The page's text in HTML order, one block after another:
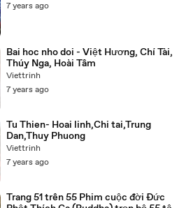
7 years ago
Bai hoc nho doi - Việt Hương, Chí Tài,
Thúy Nga, Hoài Tâm
Viettrinh
7 years ago
Tu Thien- Hoai linh,Chi tai,Trung
Dan,Thuy Phuong
Viettrinh
7 years ago
Trang 51 trên 55 Phim cuộc đời Đức